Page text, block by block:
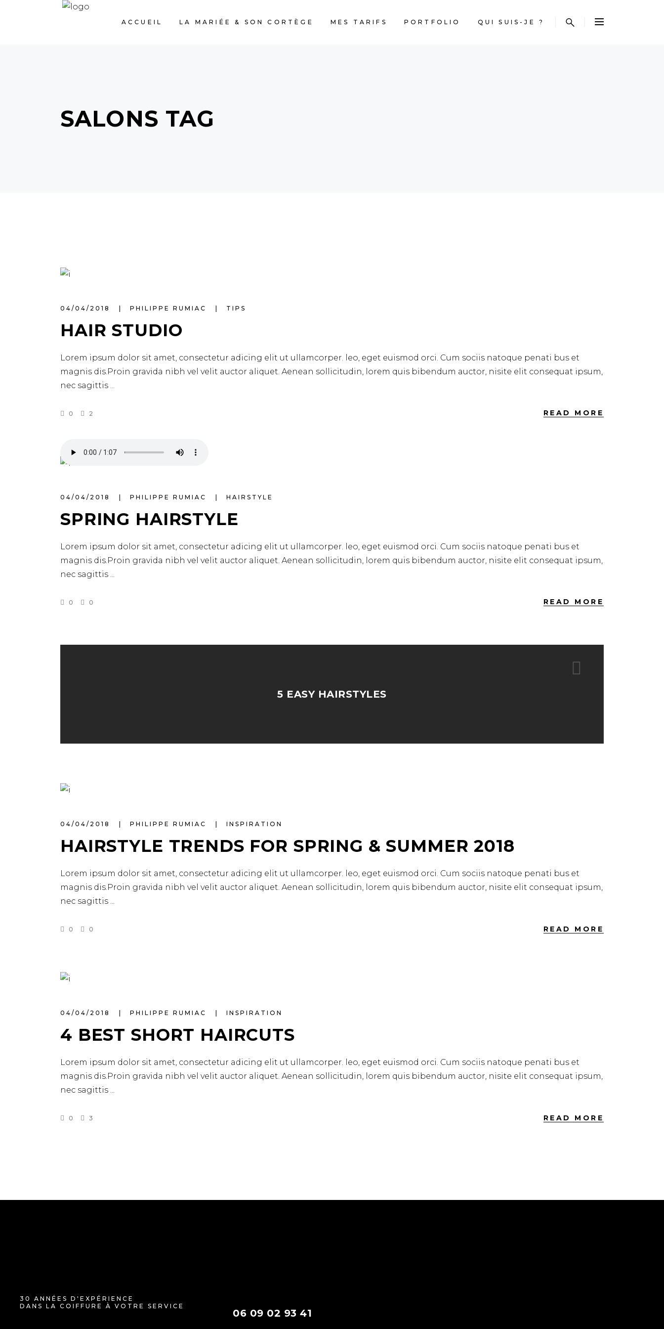
ACCUEIL LA MARIÉE & SON CORTÈGE MES TARIFS PORTFOLIO QUI SUIS-JE ?
SALONS TAG
04/04/2018 PHILIPPE RUMIAC TIPS
HAIR STUDIO
Lorem ipsum dolor sit amet, consectetur adicing elit ut ullamcorper. leo, eget euismod orci. Cum sociis natoque penati bus et
magnis dis.Proin gravida nibh vel velit auctor aliquet. Aenean sollicitudin, lorem quis bibendum auctor, nisite elit consequat ipsum,
nec sagittis
0 2 READ MORE
04/04/2018 PHILIPPE RUMIAC HAIRSTYLE
SPRING HAIRSTYLE
Lorem ipsum dolor sit amet, consectetur adicing elit ut ullamcorper. leo, eget euismod orci. Cum sociis natoque penati bus et
magnis dis.Proin gravida nibh vel velit auctor aliquet. Aenean sollicitudin, lorem quis bibendum auctor, nisite elit consequat ipsum,
nec sagittis
0 0 READ MORE
5 EASY HAIRSTYLES
04/04/2018 PHILIPPE RUMIAC INSPIRATION
HAIRSTYLE TRENDS FOR SPRING & SUMMER 2018
Lorem ipsum dolor sit amet, consectetur adicing elit ut ullamcorper. leo, eget euismod orci. Cum sociis natoque penati bus et
magnis dis.Proin gravida nibh vel velit auctor aliquet. Aenean sollicitudin, lorem quis bibendum auctor, nisite elit consequat ipsum,
nec sagittis
0 0 READ MORE
04/04/2018 PHILIPPE RUMIAC INSPIRATION
4 BEST SHORT HAIRCUTS
Lorem ipsum dolor sit amet, consectetur adicing elit ut ullamcorper. leo, eget euismod orci. Cum sociis natoque penati bus et
magnis dis.Proin gravida nibh vel velit auctor aliquet. Aenean sollicitudin, lorem quis bibendum auctor, nisite elit consequat ipsum,
nec sagittis
0 3 READ MORE
30 ANNÉES D'EXPÉRIENCE
DANS LA COIFFURE À VOTRE SERVICE
06 09 02 93 41